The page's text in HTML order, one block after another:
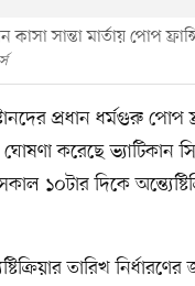
সান্তা মার্তায় পোপ
প্রধান ধর্মগুরু পোপ
ঘোষণা করেছে ভ্যাটিকান
১০টার দিকে
তারিখ